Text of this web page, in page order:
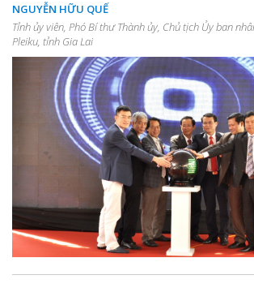
NGUYỄN HỮU QUẾ
Tỉnh ủy viên, Phó Bí thư Thành ủy, Chủ tịch Ủy ban
Pleiku, tỉnh Gia Lai